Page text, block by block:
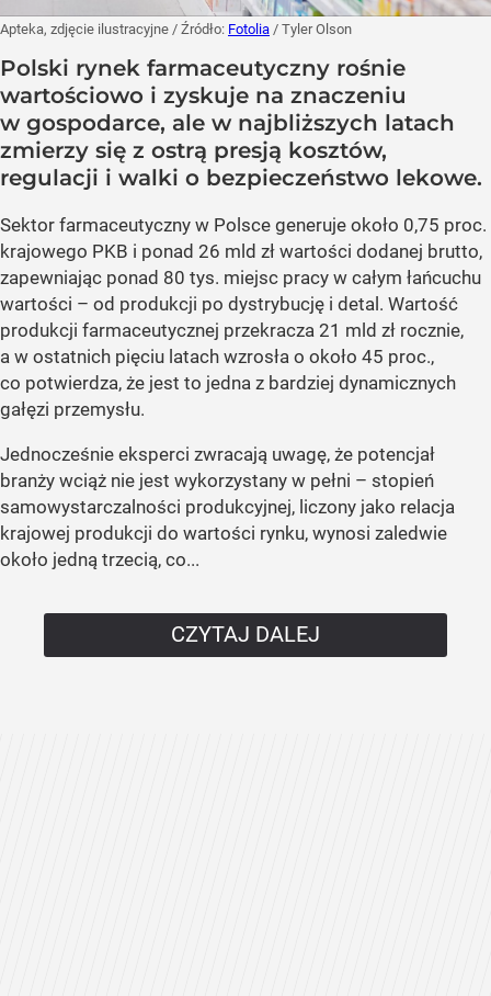
Apteka, zdjęcie ilustracyjne / Źródło: Fotolia / Tyler Olson
Polski rynek farmaceutyczny rośnie
wartościowo i zyskuje na znaczeniu
w gospodarce, ale w najbliższych latach
zmierzy się z ostrą presją kosztów,
regulacji i walki o bezpieczeństwo lekowe.
Sektor farmaceutyczny w Polsce generuje około 0,75 proc.
krajowego PKB i ponad 26 mld zł wartości dodanej brutto,
zapewniając ponad 80 tys. miejsc pracy w całym łańcuchu
wartości – od produkcji po dystrybucję i detal. Wartość
produkcji farmaceutycznej przekracza 21 mld zł rocznie,
a w ostatnich pięciu latach wzrosła o około 45 proc.,
co potwierdza, że jest to jedna z bardziej dynamicznych
gałęzi przemysłu.
Jednocześnie eksperci zwracają uwagę, że potencjał
branży wciąż nie jest wykorzystany w pełni – stopień
samowystarczalności produkcyjnej, liczony jako relacja
krajowej produkcji do wartości rynku, wynosi zaledwie
około jedną trzecią, co...
CZYTAJ DALEJ